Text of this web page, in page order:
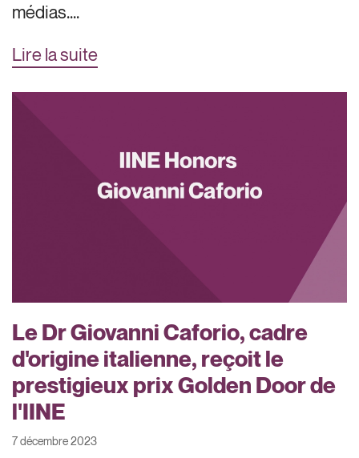
médias....
Lire la suite
Le Dr Giovanni Caforio, cadre
d'origine italienne, reçoit le
prestigieux prix Golden Door de
l'IINE
7 décembre 2023